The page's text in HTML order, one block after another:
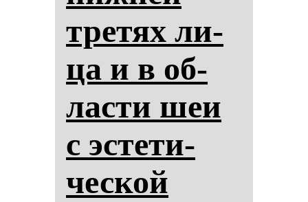
тре­тях ли­
ца и в об­
лас­ти шеи
с эс­те­ти­
чес­кой